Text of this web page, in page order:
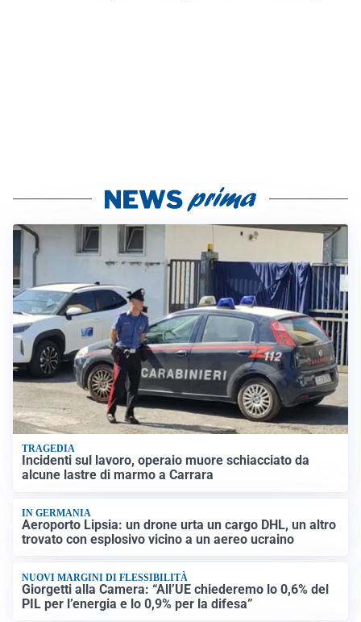
TRAGEDIA
Incidenti sul lavoro, operaio muore schiacciato da
alcune lastre di marmo a Carrara
IN GERMANIA
Aeroporto Lipsia: un drone urta un cargo DHL, un altro
trovato con esplosivo vicino a un aereo ucraino
NUOVI MARGINI DI FLESSIBILITÀ
Giorgetti alla Camera: “All’UE chiederemo lo 0,6% del
PIL per l’energia e lo 0,9% per la difesa”